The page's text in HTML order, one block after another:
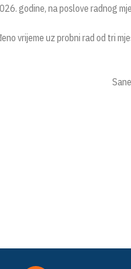
godine, na poslove radnog
vrijeme uz probni rad od tri